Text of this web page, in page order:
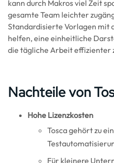
kann durch Makros viel Zeit
gesamte Team leichter
Standardisierte Vorlagen mit
helfen, eine einheitliche
die tägliche Arbeit effizienter
Nachteile von
Hohe Lizenzkosten
Tosca gehört zu
Für kleinere